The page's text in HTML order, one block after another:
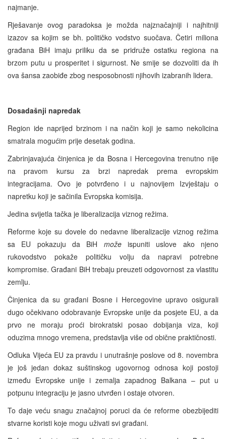
najmanje.
Rješavanje ovog paradoksa je možda najznačajniji i najhitniji
izazov sa kojim se bh. političko vodstvo suočava. Četiri miliona
građana BiH imaju priliku da se pridruže ostatku regiona na
brzom putu u prosperitet i sigurnost. Ne smije se dozvoliti da ih
ova šansa zaobiđe zbog nesposobnosti njihovih izabranih lidera.
Dosadašnji napredak
Region ide naprijed brzinom i na način koji je samo nekolicina
smatrala mogućim prije desetak godina.
Zabrinjavajuća činjenica je da Bosna i Hercegovina trenutno nije
na pravom kursu za brzi napredak prema evropskim
integracijama. Ovo je potvrđeno i u najnovijem Izvještaju o
napretku koji je sačinila Evropska komisija.
Jedina svijetla tačka je liberalizacija viznog režima.
Reforme koje su dovele do nedavne liberalizacije viznog režima
sa EU pokazuju da BiH možeispuniti uslove ako njeno
rukovodstvo pokaže političku volju da napravi potrebne
kompromise. Građani BiH trebaju preuzeti odgovornost za vlastitu
zemlju.
Činjenica da su građani Bosne i Hercegovine upravo osigurali
dugo očekivano odobravanje Evropske unije da posjete EU, a da
prvo ne moraju proći birokratski posao dobijanja viza, koji
oduzima mnogo vremena, predstavlja više od obične praktičnosti.
Odluka Vijeća EU za pravdu i unutrašnje poslove od 8. novembra
je još jedan dokaz suštinskog ugovornog odnosa koji postoji
između Evropske unije i zemalja zapadnog Balkana – put u
potpunu integraciju je jasno utvrđen i ostaje otvoren.
To daje veću snagu značajnoj poruci da će reforme obezbijediti
stvarne koristi koje mogu uživati svi građani.